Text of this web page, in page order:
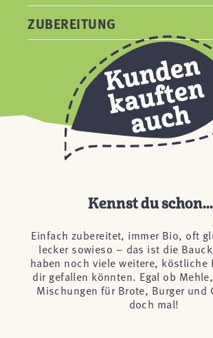
ZUBEREITUNG
Kennst du
Einfach zubereitet, immer Bio, oft
lecker sowieso – das ist die
haben noch viele weitere, köstliche
dir gefallen könnten. Egal ob
Mischungen für Brote, Burger und
doch mal!